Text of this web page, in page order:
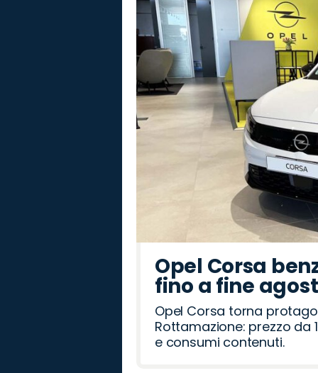
Peugeot
Land
Rover
Jeep
Citroën
Alfa
Romeo
Cupra
Omoda
Hyundai
Seat
Abarth
Mazda
Opel
Fiat
Lancia
Jaecoo
Opel Corsa
fino a fine
Opel Corsa torna
Rottamazione: prezzo da
e consumi contenuti.